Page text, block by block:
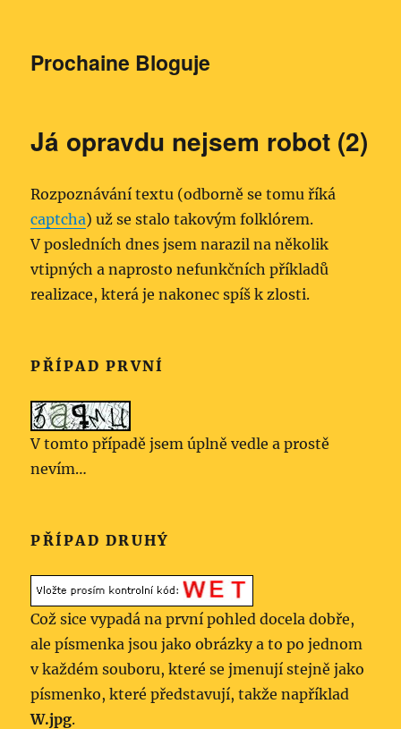
Prochaine Bloguje
Já opravdu nejsem robot (2)
Rozpoznávání textu (odborně se tomu říká
captcha) už se stalo takovým folklórem.
V posledních dnes jsem narazil na několik
vtipných a naprosto nefunkčních příkladů
realizace, která je nakonec spíš k zlosti.
PŘÍPAD PRVNÍ
V tomto případě jsem úplně vedle a prostě
nevím…
PŘÍPAD DRUHÝ
Což sice vypadá na první pohled docela dobře,
ale písmenka jsou jako obrázky a to po jednom
v každém souboru, které se jmenují stejně jako
písmenko, které představují, takže například
W.jpg.